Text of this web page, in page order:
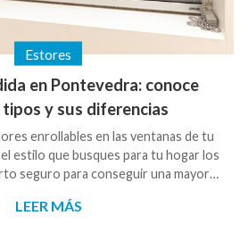
en Pontevedra: conoce
y sus diferencias
Estores
enrollables en las ventanas de tu
el estilo que busques para tu hogar los
seguro para conseguir una mayor
de las estancias de la misma. En
LEER MÁS